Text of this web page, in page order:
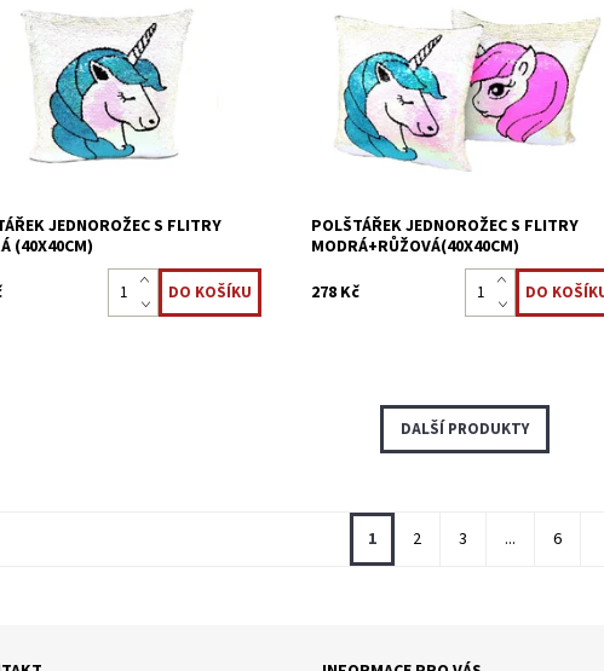
modrý polštářek s flitry oblíbeného
jednorožce bude dělat
děťátku milou společnost
v postýlce, i na cestách,
se třpytí.
Skladem >5 ks
22323851
JEDNOROŽEC S FLITRY
(40X40CM)
Každé zvířátko potřebuje kamaráda a
proto máme pro Vás 2ks polštářků. Měnící
modrý a růžový polštářek s flitry
oblíbeného pohádkového jednorožce
bude dělat vašemu děťátku milou...
Dostupnost:
Skladem 4 ks
Kód:
22323850
POLŠTÁŘEK JEDNOROŽEC S FLITRY
MODRÁ+RŮŽOVÁ(40X40CM)
278 Kč
DALŠÍ PRODUKTY
1 2 3 ... 6